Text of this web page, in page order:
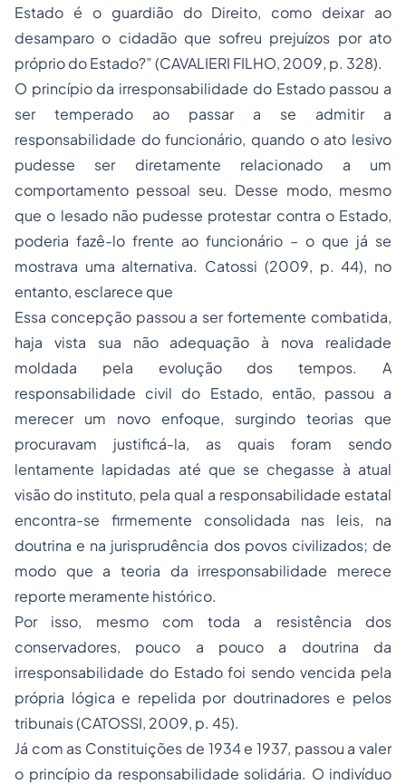
Estado é o guardião do Direito, como deixar ao
desamparo o cidadão que sofreu prejuízos por ato
próprio do Estado?” (CAVALIERI FILHO, 2009, p. 328).
O princípio da irresponsabilidade do Estado passou a
ser temperado ao passar a se admitir a
responsabilidade do funcionário, quando o ato lesivo
pudesse ser diretamente relacionado a um
comportamento pessoal seu. Desse modo, mesmo
que o lesado não pudesse protestar contra o Estado,
poderia fazê-lo frente ao funcionário – o que já se
mostrava uma alternativa. Catossi (2009, p. 44), no
entanto, esclarece que
Essa concepção passou a ser fortemente combatida,
haja vista sua não adequação à nova realidade
moldada pela evolução dos tempos. A
responsabilidade civil do Estado, então, passou a
merecer um novo enfoque, surgindo teorias que
procuravam justificá-la, as quais foram sendo
lentamente lapidadas até que se chegasse à atual
visão do instituto, pela qual a responsabilidade estatal
encontra-se firmemente consolidada nas leis, na
doutrina e na jurisprudência dos povos civilizados; de
modo que a teoria da irresponsabilidade merece
reporte meramente histórico.
Por isso, mesmo com toda a resistência dos
conservadores, pouco a pouco a doutrina da
irresponsabilidade do Estado foi sendo vencida pela
própria lógica e repelida por doutrinadores e pelos
tribunais (CATOSSI, 2009, p. 45).
Já com as Constituições de 1934 e 1937, passou a valer
o princípio da responsabilidade solidária. O indivíduo